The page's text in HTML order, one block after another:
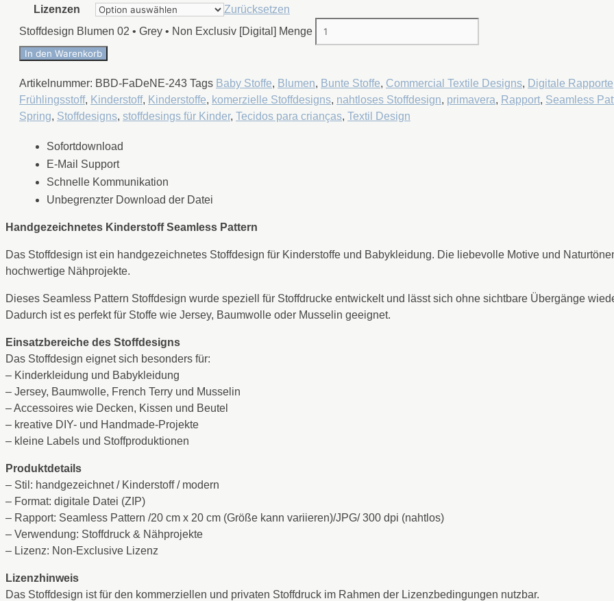
Lizenzen
Zurücksetzen
Stoffdesign Blumen 02 • Grey • Non Exclusiv [Digital] Menge
In den Warenkorb
Artikelnummer: BBD-FaDeNE-243 Tags Baby Stoffe, Blumen, Bunte Stoffe, Commercial Textile Designs, Digitale Rapporte
Frühlingsstoff, Kinderstoff, Kinderstoffe, komerzielle Stoffdesigns, nahtloses Stoffdesign, primavera, Rapport, Seamless
Spring, Stoffdesigns, stoffdesings für Kinder, Tecidos para crianças, Textil Design
Sofortdownload
E-Mail Support
Schnelle Kommunikation
Unbegrenzter Download der Datei
Handgezeichnetes Kinderstoff Seamless Pattern
Das Stoffdesign ist ein handgezeichnetes Stoffdesign für Kinderstoffe und Babykleidung. Die liebevolle Motive und
hochwertige Nähprojekte.
Dieses Seamless Pattern Stoffdesign wurde speziell für Stoffdrucke entwickelt und lässt sich ohne sichtbare Übergänge
Dadurch ist es perfekt für Stoffe wie Jersey, Baumwolle oder Musselin geeignet.
Einsatzbereiche des Stoffdesigns
Das Stoffdesign eignet sich besonders für:
– Kinderkleidung und Babykleidung
– Jersey, Baumwolle, French Terry und Musselin
– Accessoires wie Decken, Kissen und Beutel
– kreative DIY- und Handmade-Projekte
– kleine Labels und Stoffproduktionen
Produktdetails
– Stil: handgezeichnet / Kinderstoff / modern
– Format: digitale Datei (ZIP)
– Rapport: Seamless Pattern /20 cm x 20 cm (Größe kann variieren)/JPG/ 300 dpi (nahtlos)
– Verwendung: Stoffdruck & Nähprojekte
– Lizenz: Non-Exclusive Lizenz
Lizenzhinweis
Das Stoffdesign ist für den kommerziellen und privaten Stoffdruck im Rahmen der Lizenzbedingungen nutzbar.